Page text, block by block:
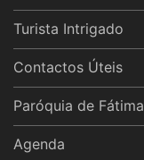
Turista Intrigado
Contactos Úteis
Paróquia de Fátima
Agenda